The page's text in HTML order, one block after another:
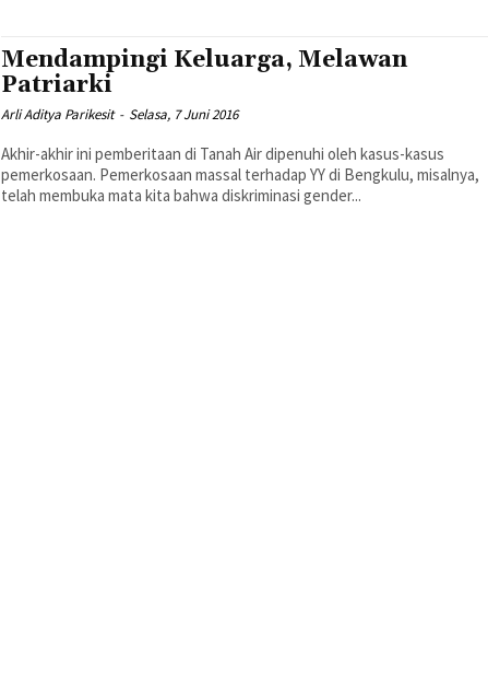
Mendampingi Keluarga, Melawan
Patriarki
Arli Aditya Parikesit - Selasa, 7 Juni 2016
Akhir-akhir ini pemberitaan di Tanah Air dipenuhi oleh kasus-kasus
pemerkosaan. Pemerkosaan massal terhadap YY di Bengkulu, misalnya,
telah membuka mata kita bahwa diskriminasi gender...